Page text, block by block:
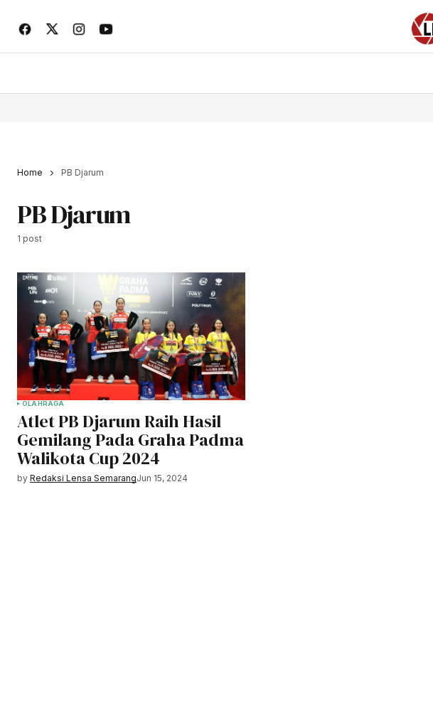
Home PB Djarum
PB Djarum
1 post
OLAHRAGA
Atlet PB Djarum Raih Hasil
Gemilang Pada Graha Padma
Walikota Cup 2024
by Redaksi Lensa SemarangJun 15, 2024